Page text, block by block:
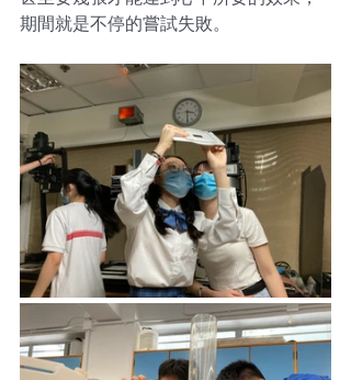
期間就是不停的嘗試失敗。